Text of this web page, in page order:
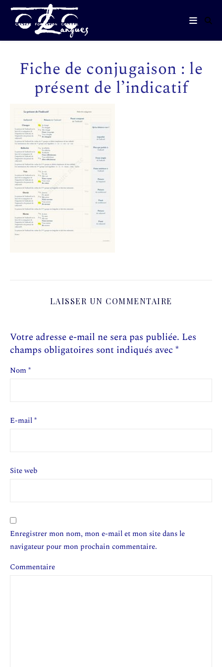
Fiche de conjugaison : le
présent de l’indicatif
LAISSER UN COMMENTAIRE
Votre adresse e-mail ne sera pas publiée. Les
champs obligatoires sont indiqués avec *
Nom*
E-mail*
Site web
Enregistrer mon nom, mon e-mail et mon site dans le
navigateur pour mon prochain commentaire.
Commentaire